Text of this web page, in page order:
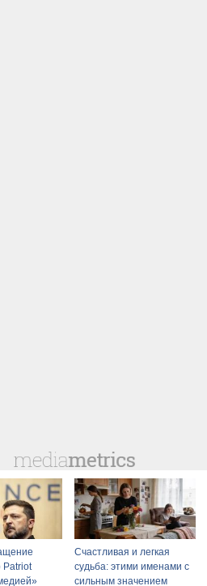
Patriot
Счастливая и легкая
судьба: этими именами с
сильным значением